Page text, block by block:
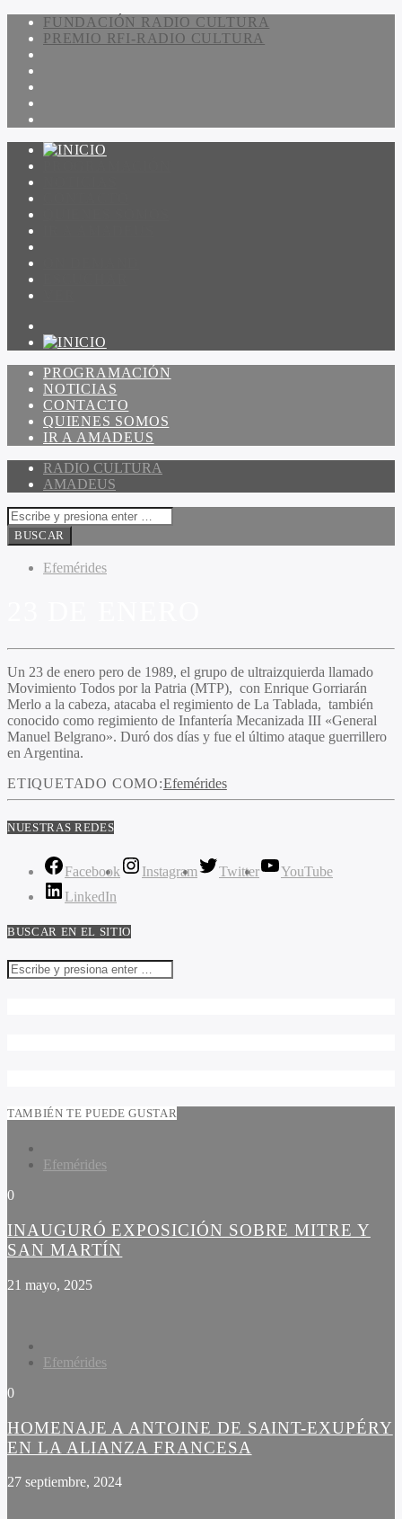
FUNDACIÓN RADIO CULTURA
PREMIO RFI-RADIO CULTURA
PROGRAMACIÓN
NOTICIAS
CONTACTO
QUIENES SOMOS
IR A AMADEUS
RADIO CULTURA
AMADEUS
Efemérides
Un 23 de enero pero de 1989, el grupo de ultraizquierda llamado
Movimiento Todos por la Patria (MTP), con Enrique Gorriarán
Merlo a la cabeza, atacaba el regimiento de La Tablada, también
conocido como regimiento de Infantería Mecanizada III «General
Manuel Belgrano». Duró dos días y fue el último ataque guerrillero
en Argentina.
ETIQUETADO COMO:Efemérides
NUESTRAS REDES
Facebook Instagram Twitter
YouTube
LinkedIn
BUSCAR EN EL SITIO
TAMBIÉN TE PUEDE GUSTAR
Efemérides
0
INAUGURÓ EXPOSICIÓN SOBRE MITRE Y
SAN MARTÍN
21 mayo, 2025
Efemérides
0
HOMENAJE A ANTOINE DE SAINT-EXUPÉRY
EN LA ALIANZA FRANCESA
27 septiembre, 2024